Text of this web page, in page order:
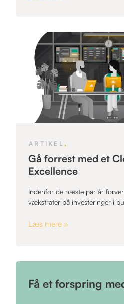
ARTIKEL ,
Gå forrest med et
Excellence
Indenfor de næste par år
vækstrater på investeringer i
Læs mere »
Få et forspring